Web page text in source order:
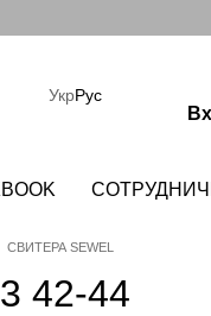
УкрРус
СВИТЕРА SEWEL
42-44